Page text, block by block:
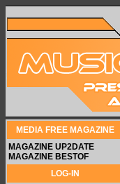
MEDIA FREE MAGAZINE
MAGAZINE UP2DATE
MAGAZINE BESTOF
LOG-IN